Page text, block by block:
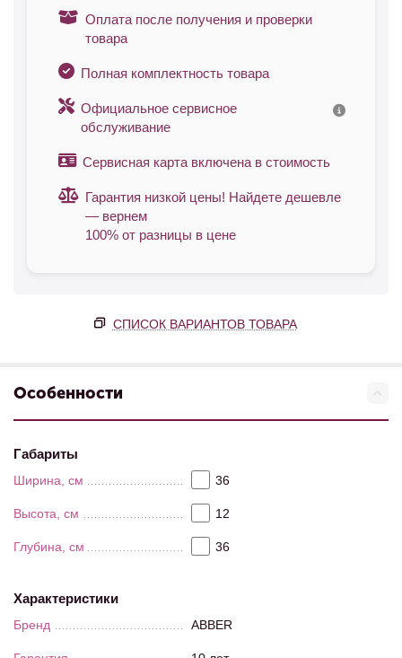
Оплата после получения и проверки
товара
Полная комплектность товара
Официальное сервисное
обслуживание
Сервисная карта включена в стоимость
Гарантия низкой цены! Найдете дешевле
— вернем
100% от разницы в цене
СПИСОК ВАРИАНТОВ ТОВАРА
Особенности
Габариты
Ширина, см 36
Высота, см 12
Глубина, см 36
Характеристики
Бренд ABBER